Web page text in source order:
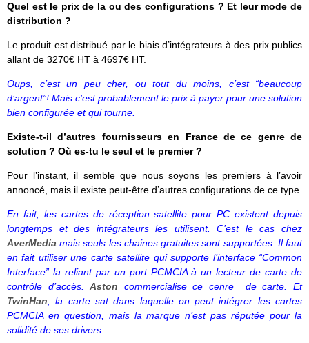
Quel est le prix de la ou des configurations ? Et leur mode de
distribution ?
Le produit est distribué par le biais d’intégrateurs à des prix publics
allant de 3270€ HT à 4697€ HT.
Oups, c’est un peu cher, ou tout du moins, c’est “beaucoup
d’argent”! Mais c’est probablement le prix à payer pour une solution
bien configurée et qui tourne.
Existe-t-il d’autres fournisseurs en France de ce genre de
solution ? Où es-tu le seul et le premier ?
Pour l’instant, il semble que nous soyons les premiers à l’avoir
annoncé, mais il existe peut-être d’autres configurations de ce type.
En fait, les cartes de réception satellite pour PC existent depuis
longtemps et des intégrateurs les utilisent. C’est le cas chez
AverMedia mais seuls les chaines gratuites sont supportées. Il faut
en fait utiliser une carte satellite qui supporte l’interface “Common
Interface” la reliant par un port PCMCIA à un lecteur de carte de
contrôle d’accès.Aston commercialise ce cenre de carte. Et
TwinHan, la carte sat dans laquelle on peut intégrer les cartes
PCMCIA en question, mais la marque n’est pas réputée pour la
solidité de ses drivers: